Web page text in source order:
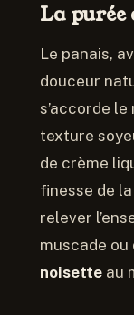
La
Le panais,
douceur
s’accorde
texture
de crème
finesse de
relever
muscade ou
noisette au